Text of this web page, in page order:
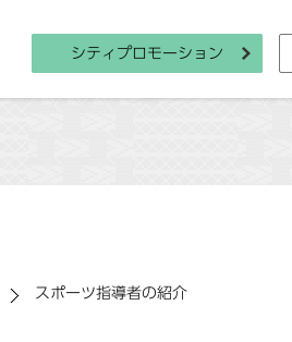
シティプロモーション
スポーツ指導者の紹介